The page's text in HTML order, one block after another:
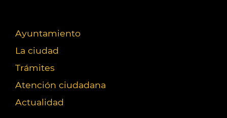
Ayuntamiento
La ciudad
Trámites
Atención ciudadana
Actualidad